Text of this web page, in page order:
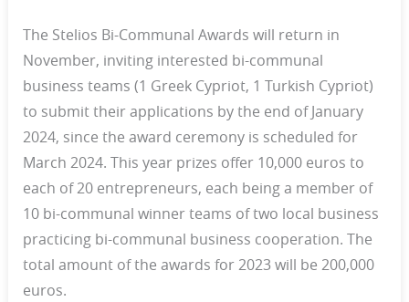
The Stelios Bi-Communal Awards will return in
November, inviting interested bi-communal
business teams (1 Greek Cypriot, 1 Turkish Cypriot)
to submit their applications by the end of January
2024, since the award ceremony is scheduled for
March 2024. This year prizes offer 10,000 euros to
each of 20 entrepreneurs, each being a member of
10 bi-communal winner teams of two local business
practicing bi-communal business cooperation. The
total amount of the awards for 2023 will be 200,000
euros.